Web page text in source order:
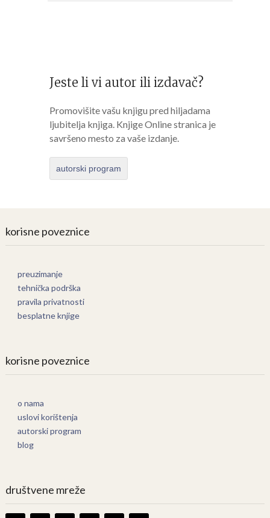
Jeste li vi autor ili izdavač?
Promovišite vašu knjigu pred hiljadama
ljubitelja knjiga. Knjige Online stranica je
savršeno mesto za vaše izdanje.
autorski program
korisne poveznice
preuzimanje
tehnička podrška
pravila privatnosti
besplatne knjige
korisne poveznice
o nama
uslovi korištenja
autorski program
blog
društvene mreže